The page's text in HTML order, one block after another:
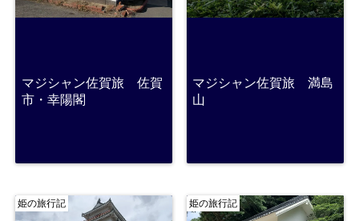
マジシャン佐賀旅 佐賀
市・幸陽閣
マジシャン佐賀旅 満島
山
姫の旅行記 姫の旅行記